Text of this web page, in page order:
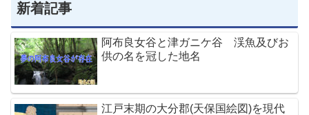
新着記事
阿布良女谷と津ガニケ谷 渓魚及びお
供の名を冠した地名
江戸末期の大分郡(天保国絵図)を現代